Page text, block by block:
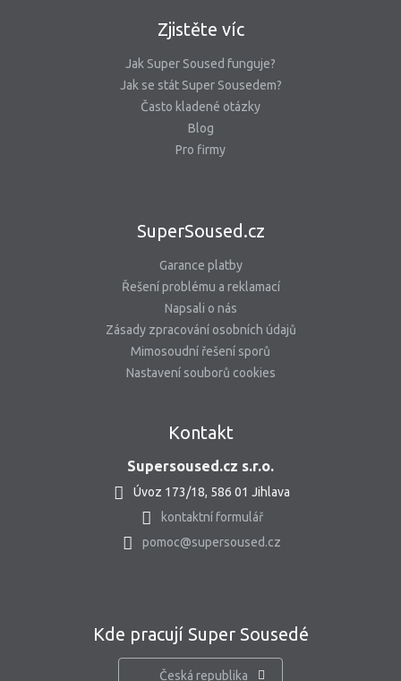
Zjistěte víc
Jak Super Soused funguje?
Jak se stát Super Sousedem?
Často kladené otázky
Blog
Pro firmy
SuperSoused.cz
Garance platby
Řešení problému a reklamací
Napsali o nás
Zásady zpracování osobních údajů
Mimosoudní řešení sporů
Nastavení souborů cookies
Kontakt
Supersoused.cz s.r.o.
Úvoz 173/18, 586 01 Jihlava
kontaktní formulář
pomoc@supersoused.cz
Kde pracují Super Sousedé
Česká republika